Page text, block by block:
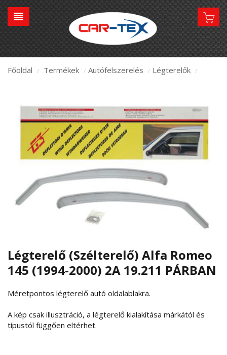
Főoldal / Termékek / Autófelszerelés / Légterelők /
Légterelő (Szélterelő) Alfa Romeo
145 (1994-2000) 2A 19.211 PÁRBAN
Méretpontos légterelő autó oldalablakra.
A kép csak illusztráció, a légterelő kialakítása márkától és
típustól függően eltérhet.